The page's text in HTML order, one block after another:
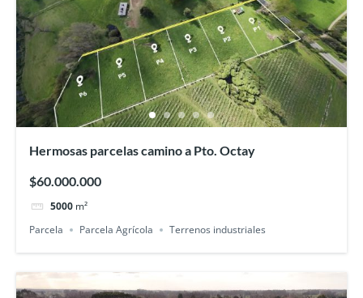
Hermosas parcelas camino a Pto. Octay
$60.000.000
5000 m²
Parcela
Parcela Agrícola Terrenos industriales